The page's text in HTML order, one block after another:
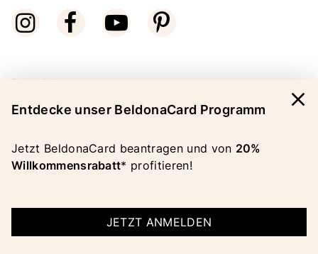
Bezahlarten
AGB|DATENSCHUTZ
Entdecke unser BeldonaCard Programm
Jetzt BeldonaCard beantragen und von 20%
Willkommensrabatt* profitieren!
JETZT ANMELDEN
close